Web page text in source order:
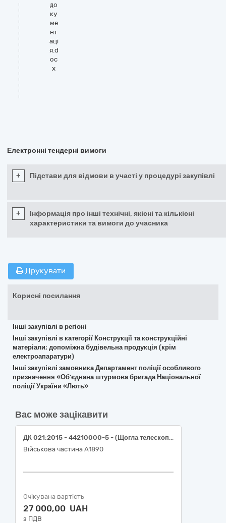
до
ку
ме
нт
аці
я.d
oc
x
Електронні тендерні вимоги
+ Підстави для відмови в участі у процедурі закупівлі
+
Інформація про інші технічні, якісні та кількісні
характеристики та вимоги до учасника
Друкувати
Корисні посилання
Інші закупівлі в регіоні
Інші закупівлі в категорії Конструкції та конструкційні
матеріали; допоміжна будівельна продукція (крім
електроапаратури)
Інші закупівлі замовника Департамент поліції особливого
призначення «Об'єднана штурмова бригада Національної
поліції України «Лють»
Вас може зацікавити
ДК 021:2015 - 44210000-5 - (Щогла телескопічна для виносної антени 10 метрів)
Військова частина А1890
Очікувана вартість
27 000,00 UAH
з ПДВ